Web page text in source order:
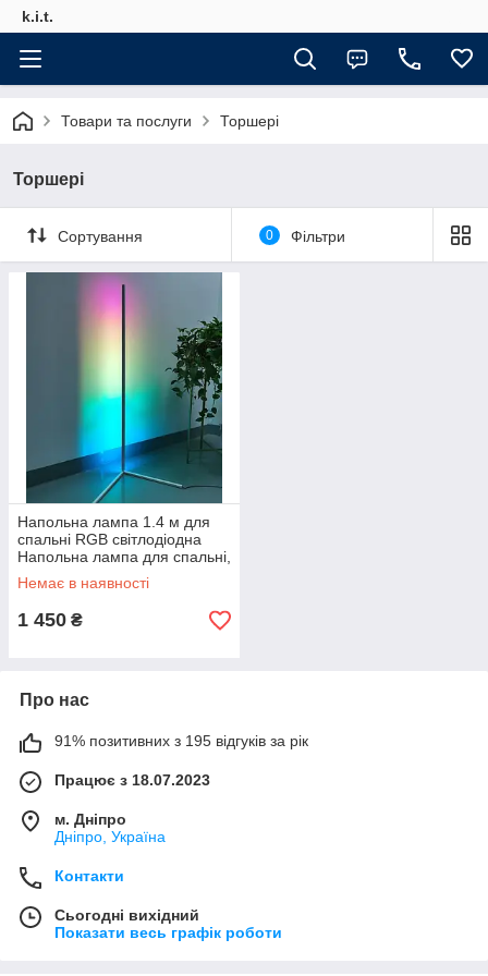
k.i.t.
Товари та послуги Торшері
Торшері
Сортування 0 Фільтри
Напольна лампа 1.4 м для
спальні RGB світлодіодна
Напольна лампа для спальні,
арт. HA-10 (42967-HA-
10_554)
Немає в наявності
1 450 ₴
Про нас
91% позитивних з 195 відгуків за рік
Працює з 18.07.2023
м. Дніпро
Дніпро, Україна
Контакти
Сьогодні вихідний
Показати весь графік роботи